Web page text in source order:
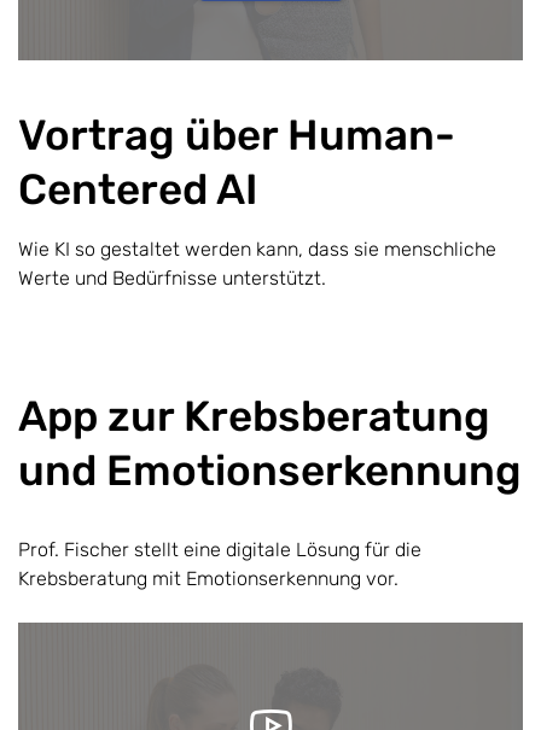
Vortrag über Human-
Centered AI
Wie KI so gestaltet werden kann, dass sie menschliche
Werte und Bedürfnisse unterstützt.
App zur Krebsberatung
und Emotionserkennung
Prof. Fischer stellt eine digitale Lösung für die
Krebsberatung mit Emotionserkennung vor.